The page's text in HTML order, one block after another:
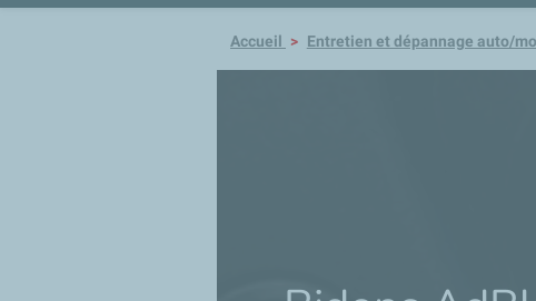
Accueil Entretien et dépannage auto/